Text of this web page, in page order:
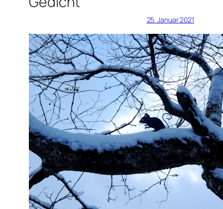
25. Januar 2021